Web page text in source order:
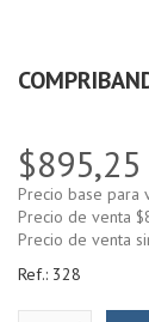
$895,25
Precio base para
Precio de venta
Precio de venta
Ref.: 328